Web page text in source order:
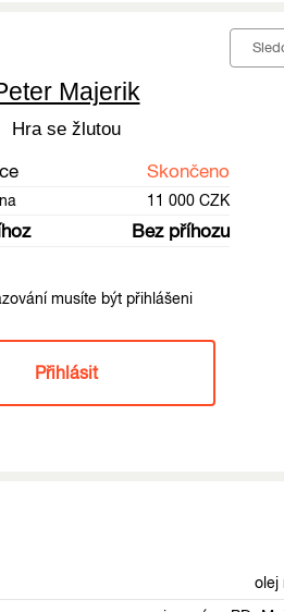
Majerik
Hra se žlutou
Skončeno
11 000 CZK
Bez příhozu
musíte být přihlášeni
Přihlásit
olej